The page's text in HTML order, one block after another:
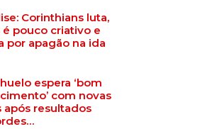
Corinthians luta,
é pouco criativo e
por apagão na ida
espera ‘bom
com novas
após resultados